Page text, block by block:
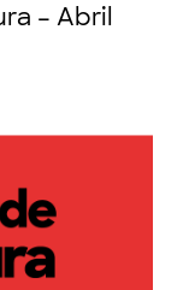
– Abril